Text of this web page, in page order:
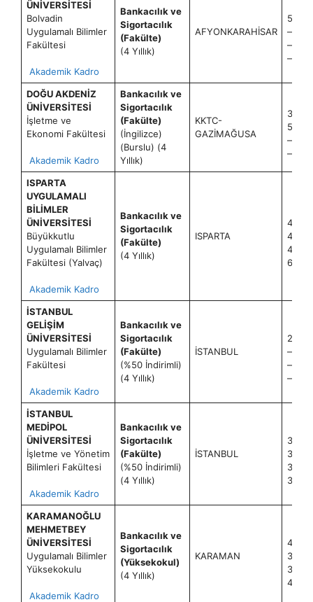
ÜNİVERSİTESİ
Bolvadin
Uygulamalı Bilimler
Fakültesi
Akademik Kadro
Bankacılık ve
Sigortacılık
(Fakülte)
(4 Yıllık)
AFYONKARAHİSAR
50+2
—
—
—
DOĞU AKDENİZ
ÜNİVERSİTESİ
İşletme ve
Ekonomi Fakültesi
Akademik Kadro
Bankacılık ve
Sigortacılık
(Fakülte)
(İngilizce)
(Burslu) (4
Yıllık)
KKTC-
GAZİMAĞUSA
3+0
5+0
—
—
ISPARTA
UYGULAMALI
BİLİMLER
ÜNİVERSİTESİ
Büyükkutlu
Uygulamalı Bilimler
Fakültesi (Yalvaç)
Akademik Kadro
Bankacılık ve
Sigortacılık
(Fakülte)
(4 Yıllık)
ISPARTA
40+1
40+1
40+1
60+2
İSTANBUL
GELİŞİM
ÜNİVERSİTESİ
Uygulamalı Bilimler
Fakültesi
Akademik Kadro
Bankacılık ve
Sigortacılık
(Fakülte)
(%50 İndirimli)
(4 Yıllık)
İSTANBUL
23+0
—
—
—
İSTANBUL
MEDİPOL
ÜNİVERSİTESİ
İşletme ve Yönetim
Bilimleri Fakültesi
Akademik Kadro
Bankacılık ve
Sigortacılık
(Fakülte)
(%50 İndirimli)
(4 Yıllık)
İSTANBUL
34+0
34+0
36+0
36+0
KARAMANOĞLU
MEHMETBEY
ÜNİVERSİTESİ
Uygulamalı Bilimler
Yüksekokulu
Akademik Kadro
Bankacılık ve
Sigortacılık
(Yüksekokul)
(4 Yıllık)
KARAMAN
40+1
30+1
30+1
40+1